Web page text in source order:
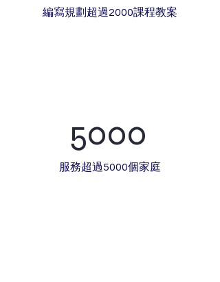
​編寫規劃超過2000課程教案
5000
服務​超過5000個家庭